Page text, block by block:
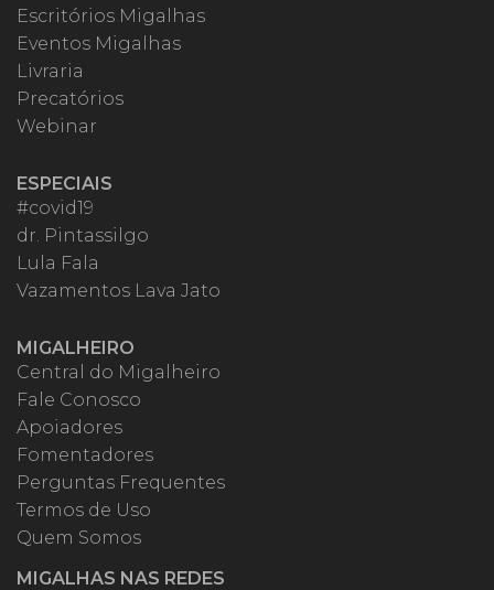
Escritórios Migalhas
Eventos Migalhas
Livraria
Precatórios
Webinar
ESPECIAIS
#covid19
dr. Pintassilgo
Lula Fala
Vazamentos Lava Jato
MIGALHEIRO
Central do Migalheiro
Fale Conosco
Apoiadores
Fomentadores
Perguntas Frequentes
Termos de Uso
Quem Somos
MIGALHAS NAS REDES